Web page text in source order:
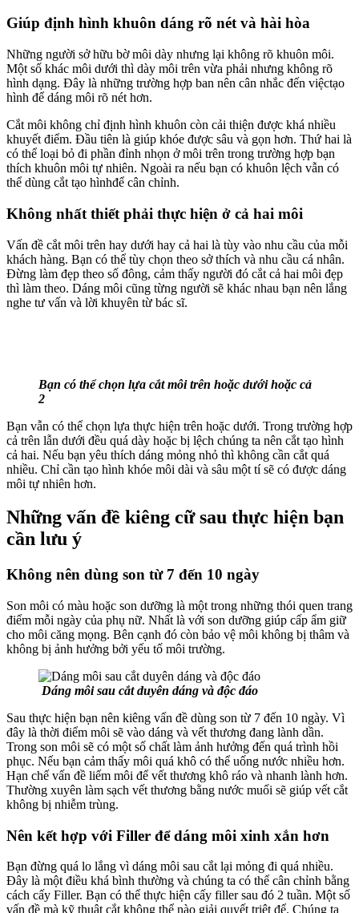
Giúp định hình khuôn dáng rõ nét và hài hòa
Những người sở hữu bờ môi dày nhưng lại không rõ khuôn môi.
Một số khác môi dưới thì dày môi trên vừa phải nhưng không rõ
hình dạng. Đây là những trường hợp ban nên cân nhắc đến việctạo
hình để dáng môi rõ nét hơn.
Cắt môi không chỉ định hình khuôn còn cải thiện được khá nhiều
khuyết điểm. Đầu tiên là giúp khóe được sâu và gọn hơn. Thứ hai là
có thể loại bỏ đi phần đỉnh nhọn ở môi trên trong trường hợp bạn
thích khuôn môi tự nhiên. Ngoài ra nếu bạn có khuôn lệch vẫn có
thể dùng cắt tạo hìnhđể cân chỉnh.
Không nhất thiết phải thực hiện ở cả hai môi
Vấn đề cắt môi trên hay dưới hay cả hai là tùy vào nhu cầu của mỗi
khách hàng. Bạn có thể tùy chọn theo sở thích và nhu cầu cá nhân.
Đừng làm đẹp theo số đông, cảm thấy người đó cắt cả hai môi đẹp
thì làm theo. Dáng môi cũng từng người sẽ khác nhau bạn nên lắng
nghe tư vấn và lời khuyên từ bác sĩ.
Bạn có thể chọn lựa cắt môi trên hoặc dưới hoặc cả
2
Bạn vẫn có thể chọn lựa thực hiện trên hoặc dưới. Trong trường hợp
cả trên lẫn dưới đều quá dày hoặc bị lệch chúng ta nên cắt tạo hình
cả hai. Nếu bạn yêu thích dáng mỏng nhỏ thì không cần cắt quá
nhiều. Chỉ cần tạo hình khóe môi dài và sâu một tí sẽ có được dáng
môi tự nhiên hơn.
Những vấn đề kiêng cữ sau thực hiện bạn
cần lưu ý
Không nên dùng son từ 7 đến 10 ngày
Son môi có màu hoặc son dưỡng là một trong những thói quen trang
điểm mỗi ngày của phụ nữ. Nhất là với son dưỡng giúp cấp ẩm giữ
cho môi căng mọng. Bên cạnh đó còn bảo vệ môi không bị thâm và
không bị ảnh hưởng bởi yếu tố môi trường.
Dáng môi sau cắt duyên dáng và độc đáo
Sau thực hiện bạn nên kiêng vấn đề dùng son từ 7 đến 10 ngày. Vì
đây là thời điểm môi sẽ vào dáng và vết thương đang lành dần.
Trong son môi sẽ có một số chất làm ảnh hưởng đến quá trình hồi
phục. Nếu bạn cảm thấy môi quá khô có thể uống nước nhiều hơn.
Hạn chế vấn đề liếm môi để vết thương khô ráo và nhanh lành hơn.
Thường xuyên làm sạch vết thương bằng nước muối sẽ giúp vết cắt
không bị nhiễm trùng.
Nên kết hợp với Filler để dáng môi xinh xắn hơn
Bạn đừng quá lo lắng vì dáng môi sau cắt lại mỏng đi quá nhiều.
Đây là một điều khá bình thường và chúng ta có thể cân chỉnh bằng
cách cấy Filler. Bạn có thể thực hiện cấy filler sau đó 2 tuần. Một số
vấn đề mà kỹ thuật cắt không thể nào giải quyết triệt để. Chúng ta